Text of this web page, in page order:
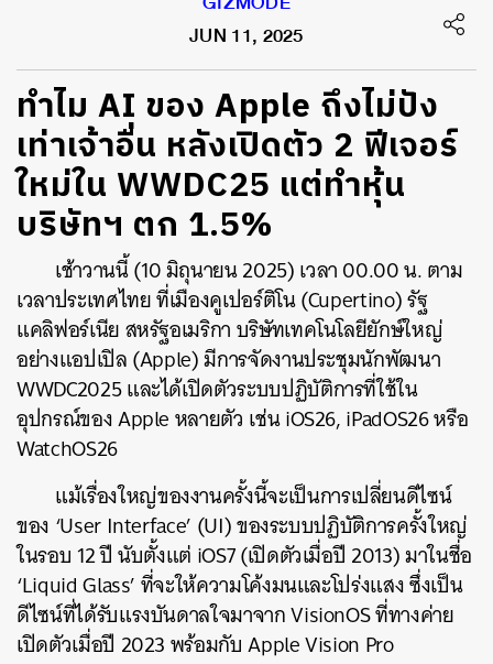
GIZMODE
JUN 11, 2025
ทำไม AI ของ Apple ถึงไม่ปัง
เท่าเจ้าอื่น หลังเปิดตัว 2 ฟีเจอร์
ใหม่ใน WWDC25 แต่ทำหุ้น
บริษัทฯ ตก 1.5%
เช้าวานนี้ (10 มิถุนายน 2025) เวลา 00.00 น. ตาม
เวลาประเทศไทย ที่เมืองคูเปอร์ติโน (Cupertino) รัฐ
แคลิฟอร์เนีย สหรัฐอเมริกา บริษัทเทคโนโลยียักษ์ใหญ่
อย่างแอปเปิล (Apple) มีการจัดงานประชุมนักพัฒนา
WWDC2025 และได้เปิดตัวระบบปฏิบัติการที่ใช้ใน
อุปกรณ์ของ Apple หลายตัว เช่น iOS26, iPadOS26 หรือ
WatchOS26
แม้เรื่องใหญ่ของงานครั้งนี้จะเป็นการเปลี่ยนดีไซน์
ของ ‘User Interface’ (UI) ของระบบปฏิบัติการครั้งใหญ่
ในรอบ 12 ปี นับตั้งแต่ iOS7 (เปิดตัวเมื่อปี 2013) มาในชื่อ
‘Liquid Glass’ ที่จะให้ความโค้งมนและโปร่งแสง ซึ่งเป็น
ดีไซน์ที่ได้รับแรงบันดาลใจมาจาก VisionOS ที่ทางค่าย
เปิดตัวเมื่อปี 2023 พร้อมกับ Apple Vision Pro